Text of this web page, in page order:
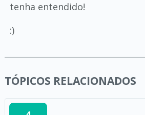
tenha entendido!
:)
TÓPICOS RELACIONADOS